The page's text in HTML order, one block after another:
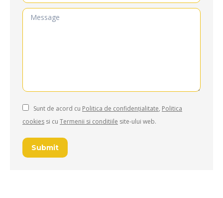
Message
Sunt de acord cu Politica de confidențialitate, Politica
cookies si cu Termenii si conditiile site-ului web.
Submit